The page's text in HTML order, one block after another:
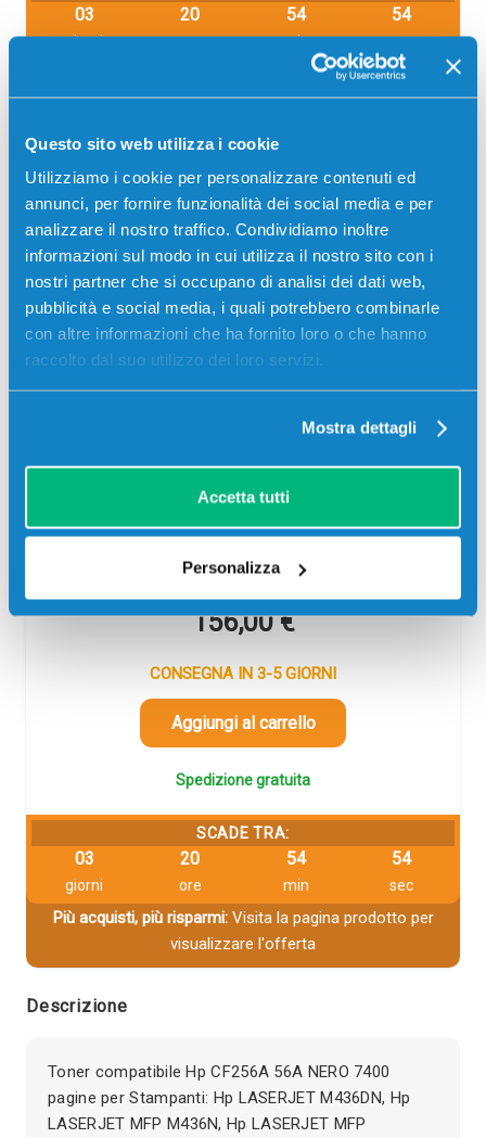
Questo sito web utilizza i cookie
Utilizziamo i cookie per personalizzare contenuti ed
annunci, per fornire funzionalità dei social media e per
analizzare il nostro traffico. Condividiamo inoltre
informazioni sul modo in cui utilizza il nostro sito con i
nostri partner che si occupano di analisi dei dati web,
pubblicità e social media, i quali potrebbero combinarle
con altre informazioni che ha fornito loro o che hanno
raccolto dal suo utilizzo dei loro servizi.
Mostra dettagli
Accetta tutti
Personalizza
03
giorni
20
ore
54
min
53
sec
Visita la pagina prodotto per
visualizzare l'offerta
Altri prodotti compatibili con la tua stampante
Tamburo compatibile Hp CF257A 57A
Tamburo compatibile Hp CF257A 57A NERO 80000
LASERJET MFP M436N, Hp LASERJET MFP M436NDA
156,00€
CONSEGNA IN 3-5 GIORNI
Aggiungi al carrello
Spedizione gratuita
SCADE TRA:
03
giorni
20
ore
54
min
53
sec
Più acquisti, più risparmi:Visita la pagina prodotto per
visualizzare l'offerta
Descrizione
Toner compatibile Hp CF256A 56A NERO 7400
pagine per Stampanti: Hp LASERJET M436DN, Hp
LASERJET MFP M436N, Hp LASERJET MFP